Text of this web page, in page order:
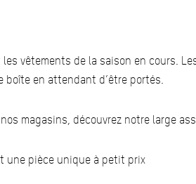
vêtements de la saison en cours.
boîte en attendant d’être portés.
magasins, découvrez notre large
une pièce unique à petit prix